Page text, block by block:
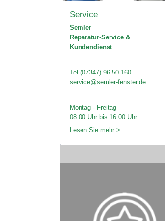
Service
Semler
Reparatur-Service &
Kundendienst
Tel (07347) 96 50-160
service@semler-fenster.de
Montag - Freitag
08:00 Uhr bis 16:00 Uhr
Lesen Sie mehr >